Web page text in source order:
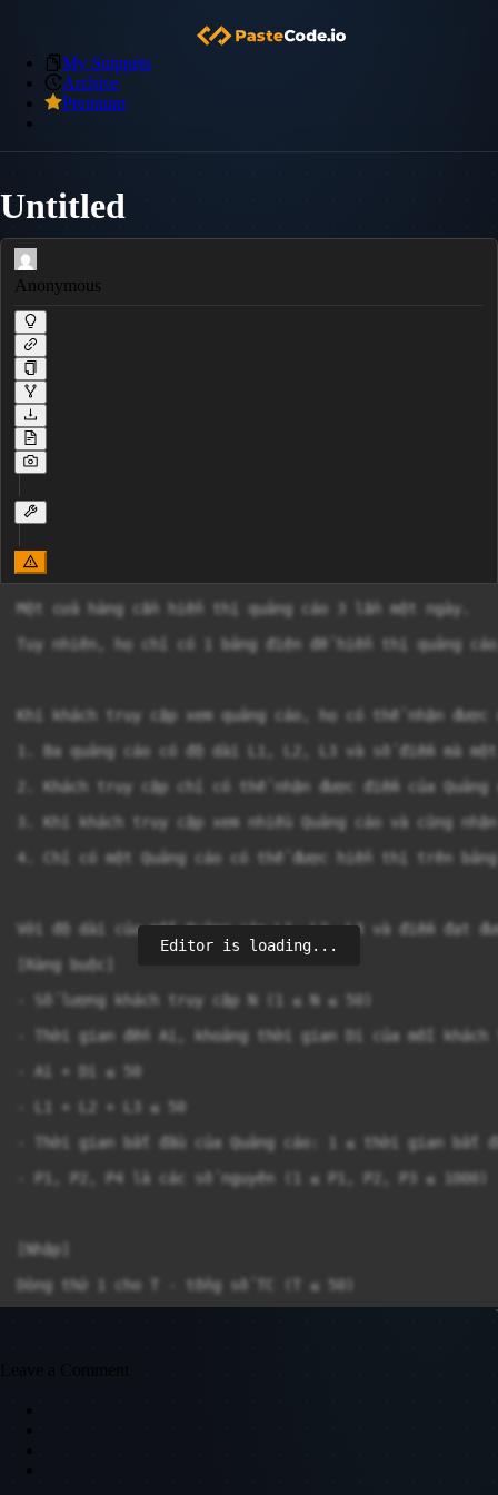
My Snippets
Archive
Premium
Untitled
Anonymous
Một cửa hàng cần hiển thị quảng cáo 3 lần một ngày.
Tuy nhiên, họ chỉ có 1 bảng điện để hiển thị quảng
Khi khách truy cập xem quảng cáo, họ có thể nhận
1. Ba quảng cáo có độ dài L1, L2, L3 và số điểm mà
2. Khách truy cập chỉ có thể nhận được điểm của
3. Khi khách truy cập xem nhiều Quảng cáo và cũng
4. Chỉ có một Quảng cáo có thể được hiển thị trên
Với độ dài của mỗi Quảng cáo L1, L2, L3 và điểm đạt
[Ràng buộc]
- Số lượng khách truy cập N (1 ≤ N ≤ 50)
- Thời gian đến Ai, khoảng thời gian Di của mỗi
- Ai + Di ≤ 50
- L1 + L2 + L3 ≤ 50
- Thời gian bắt đầu của Quảng cáo: 1 ≤ thời gian bắt
- P1, P2, P4 là các số nguyên (1 ≤ P1, P2, P3 ≤ 1000)
[Nhập]
Dòng thứ 1 cho T - tổng số TC (T ≤ 50)
Editor is loading...
Leave a Comment